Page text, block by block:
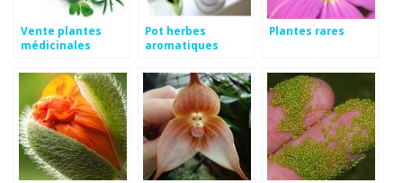
Vente plantes
médicinales
Pot herbes
aromatiques
Plantes rares